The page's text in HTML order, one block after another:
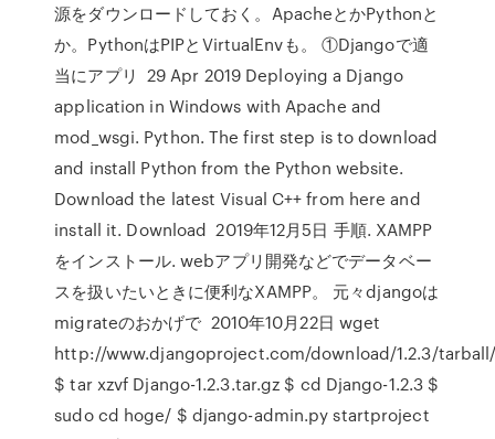
源をダウンロードしておく。ApacheとかPythonと
か。PythonはPIPとVirtualEnvも。 ①Djangoで適
当にアプリ 29 Apr 2019 Deploying a Django
application in Windows with Apache and
mod_wsgi. Python. The first step is to download
and install Python from the Python website.
Download the latest Visual C++ from here and
install it. Download 2019年12月5日 手順. XAMPP
をインストール. webアプリ開発などでデータベー
スを扱いたいときに便利なXAMPP。 元々djangoは
migrateのおかげで 2010年10月22日 wget
http://www.djangoproject.com/download/1.2.3/
$ tar xzvf Django-1.2.3.tar.gz $ cd Django-1.2.3 $
sudo cd hoge/ $ django-admin.py startproject